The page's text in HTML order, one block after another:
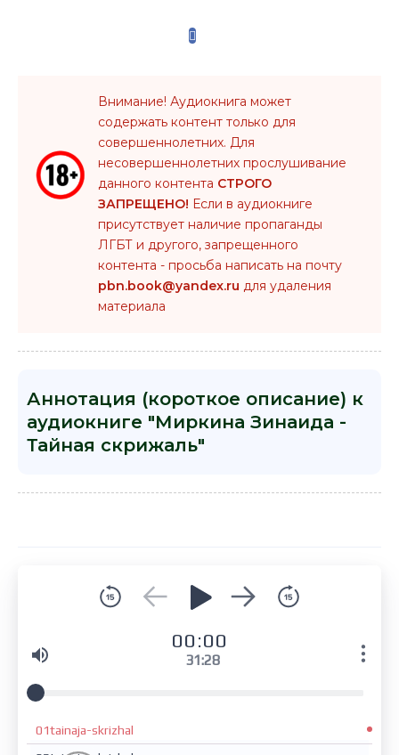
Внимание! Аудиокнига может
содержать контент только для
совершеннолетних. Для
несовершеннолетних прослушивание
данного контента СТРОГО
ЗАПРЕЩЕНО! Если в аудиокниге
присутствует наличие пропаганды
ЛГБТ и другого, запрещенного
контента - просьба написать на почту
pbn.book@yandex.ru для удаления
материала
Аннотация (короткое описание) к
аудиокниге "Миркина Зинаида -
Тайная скрижаль"
00:00
31:28
01tainaja-skrizhal